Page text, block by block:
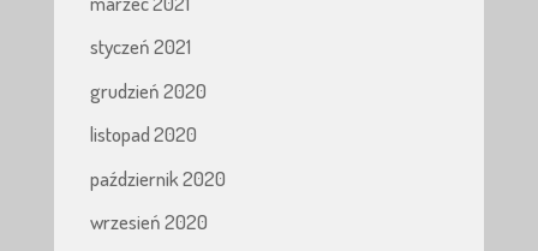
styczeń 2021
grudzień 2020
listopad 2020
październik 2020
wrzesień 2020